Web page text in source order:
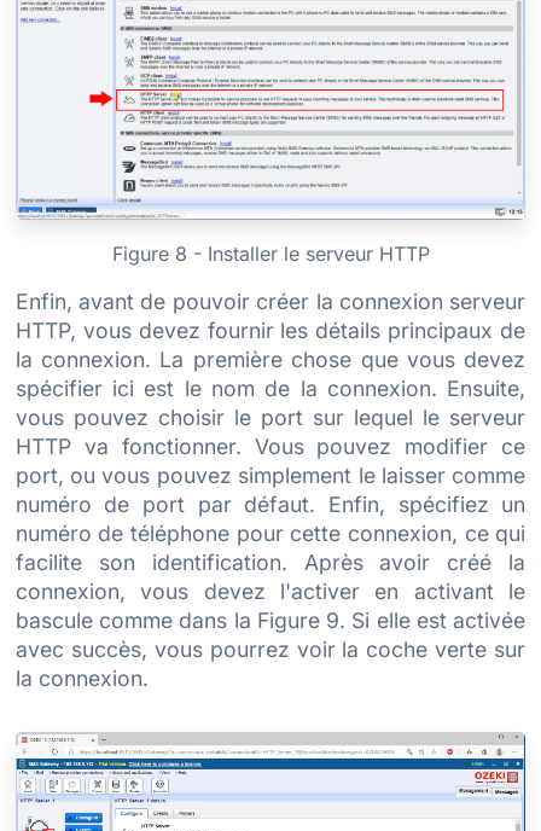
Figure 8 - Installer le serveur HTTP
Enfin, avant de pouvoir créer la connexion serveur
HTTP, vous devez fournir les détails principaux de
la connexion. La première chose que vous devez
spécifier ici est le nom de la connexion. Ensuite,
vous pouvez choisir le port sur lequel le serveur
HTTP va fonctionner. Vous pouvez modifier ce
port, ou vous pouvez simplement le laisser comme
numéro de port par défaut. Enfin, spécifiez un
numéro de téléphone pour cette connexion, ce qui
facilite son identification. Après avoir créé la
connexion, vous devez l'activer en activant le
bascule comme dans la Figure 9. Si elle est activée
avec succès, vous pourrez voir la coche verte sur
la connexion.